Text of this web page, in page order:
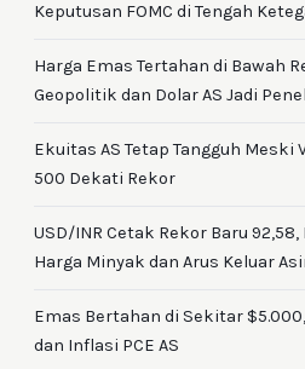
Keputusan FOMC di Tengah
Harga Emas Tertahan di Bawah
Geopolitik dan Dolar AS Jadi
Ekuitas AS Tetap Tangguh Meski
500 Dekati Rekor
USD/INR Cetak Rekor Baru
Harga Minyak dan Arus Keluar
Emas Bertahan di Sekitar
dan Inflasi PCE AS